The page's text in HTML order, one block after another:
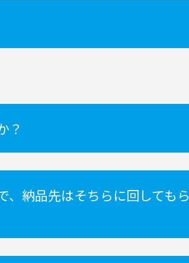
？
納品先はそちらに回してもら